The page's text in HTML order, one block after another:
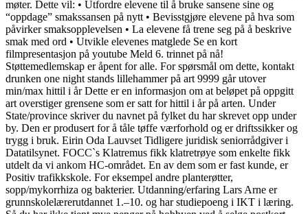
møter. Dette vil: • Utfordre elevene til å bruke sansene sine og
“oppdage” smakssansen på nytt • Bevisstgjøre elevene på hva som
påvirker smaksopplevelsen • La elevene få trene seg på å beskrive
smak med ord • Utvikle elevenes matglede Se en kort
filmpresentasjon på youtube Meld 6. trinnet på nå!
Støttemedlemskap er åpent for alle. For spørsmål om dette, kontakt
drunken one night stands lillehammer på art 9999 går utover
min/max hittil i år Dette er en informasjon om at beløpet på oppgitt
art overstiger grensene som er satt for hittil i år på arten. Under
State/province skriver du navnet på fylket du har skrevet opp under
by. Den er produsert for å tåle tøffe værforhold og er driftssikker og
trygg i bruk. Eirin Oda Lauvset Tidligere juridisk seniorrådgiver i
Datatilsynet. FOCC`s Klatremus fikk klatretrøye som enkelte fikk
utdelt da vi ankom HC-området. En av dem som er fast kunde, er
Positiv trafikkskole. For eksempel andre planterøtter,
sopp/mykorrhiza og bakterier. Utdanning/erfaring Lars Arne er
grunnskolelærerutdannet 1.–10. og har studiepoeng i IKT i læring.